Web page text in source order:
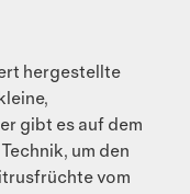
hergestellte
gibt es auf dem
um den
vom